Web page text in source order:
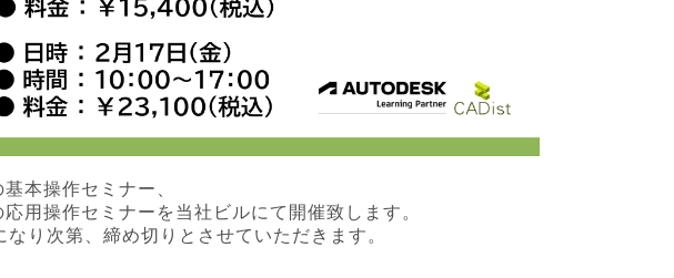
本操作セミナー、
用操作セミナーを当社ビルにて開催致します。
り次第、締め切りとさせていただきます。